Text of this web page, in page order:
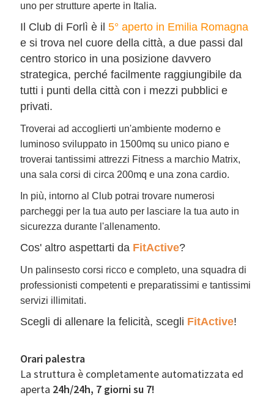
uno per strutture aperte in Italia.
Il Club di Forlì è il 5° aperto in Emilia Romagna
e si trova nel cuore della città, a due passi dal
centro storico in una posizione davvero
strategica, perché facilmente raggiungibile da
tutti i punti della città con i mezzi pubblici e
privati.
Troverai ad accoglierti un'ambiente moderno e
luminoso sviluppato in 1500mq su unico piano e
troverai tantissimi attrezzi Fitness a marchio Matrix,
una sala corsi di circa 200mq e una zona cardio.
In più, intorno al Club potrai trovare numerosi
parcheggi per la tua auto per lasciare la tua auto in
sicurezza durante l'allenamento.
Cos' altro aspettarti da FitActive?
Un palinsesto corsi ricco e completo, una squadra di
professionisti competenti e preparatissimi e tantissimi
servizi illimitati.
Scegli di allenare la felicità, scegli FitActive!
Orari palestra
La struttura è completamente automatizzata ed
aperta 24h/24h, 7 giorni su 7!